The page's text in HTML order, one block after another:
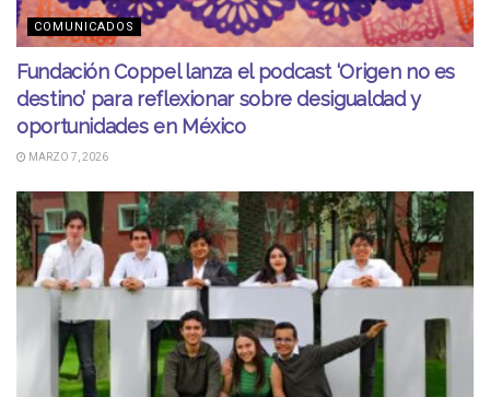
COMUNICADOS
Fundación Coppel lanza el podcast ‘Origen no es
destino’ para reflexionar sobre desigualdad y
oportunidades en México
MARZO 7, 2026